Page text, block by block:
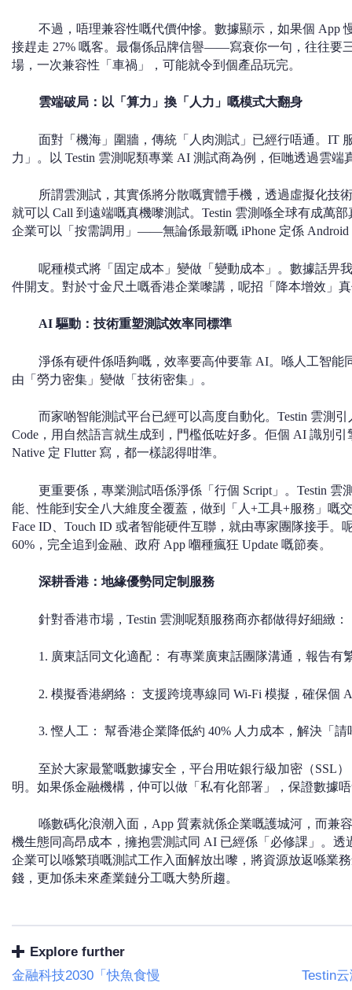
不過，唔理兼容性嘅代價仲慘。數據顯示，如果個 App
接趕走 27% 嘅客。最傷係品牌信譽——寫衰你一句，往往要
場，一次兼容性「車禍」，可能就令到個產品玩完。
雲端破局：以「算力」換「人力」嘅模式大翻身
面對「機海」圍牆，傳統「人肉測試」已經行唔通。IT
力」。以 Testin 雲測呢類專業 AI 測試商為例，佢哋透過雲
所謂雲測試，其實係將分散嘅實體手機，透過虛擬化技
就可以 Call 到遠端嘅真機嚟測試。Testin 雲測喺全球有成萬
企業可以「按需調用」——無論係最新嘅 iPhone 定係
呢種模式將「固定成本」變做「變動成本」。數據話畀
件開支。對於寸金尺土嘅香港企業嚟講，呢招「降本增效」
AI 驅動：技術重塑測試效率同標準
淨係有硬件係唔夠嘅，效率要高仲要靠 AI。喺人工智
由「勞力密集」變做「技術密集」。
而家啲智能測試平台已經可以高度自動化。Testin 雲測
Code，用自然語言就生成到，門檻低咗好多。佢個 AI 識別引
Native 定 Flutter 寫，都一樣認得咁準。
更重要係，專業測試唔係淨係「行個 Script」。Testin 雲
能、性能到安全八大維度全覆蓋，做到「人+工具+服務」嘅
Face ID、Touch ID 或者智能硬件互聯，就由專家團隊接手
60%，完全追到金融、政府 App 嗰種瘋狂 Update 嘅節奏。
深耕香港：地緣優勢同定制服務
針對香港市場，Testin 雲測呢類服務商亦都做得好細緻：
1. 廣東話同文化適配： 有專業廣東話團隊溝通，報告有
2. 模擬香港網絡： 支援跨境專線同 Wi-Fi 模擬，確保個
3. 慳人工： 幫香港企業降低約 40% 人力成本，解決「
至於大家最驚嘅數據安全，平台用咗銀行級加密（SSL
明。如果係金融機構，仲可以做「私有化部署」，保證數據
喺數碼化浪潮入面，App 質素就係企業嘅護城河，而兼
機生態同高昂成本，擁抱雲測試同 AI 已經係「必修課」。透
企業可以喺繁瑣嘅測試工作入面解放出嚟，將資源放返喺業
錢，更加係未來產業鏈分工嘅大勢所趨。
Explore further
金融科技2030「快魚食慢
Testin